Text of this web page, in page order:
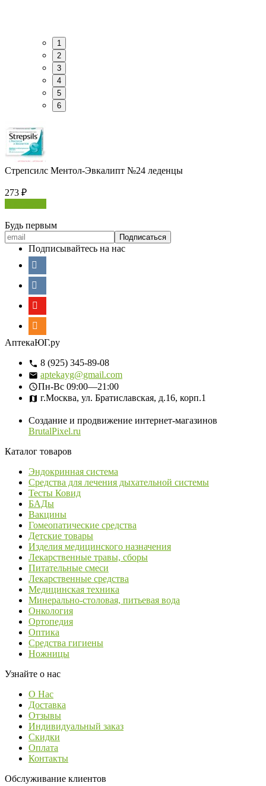
1
2
3
4
5
6
Стрепсилс Ментол-Эвкалипт №24 леденцы
273 ₽
Будь первым
Подписывайтесь на нас
АптекаЮГ.ру
8 (925) 345-89-08
aptekayg@gmail.com
Пн-Вс 09:00—21:00
г.Москва, ул. Братиславская, д.16, корп.1
Создание и продвижение интернет-магазинов
BrutalPixel.ru
Каталог товаров
Эндокринная система
Средства для лечения дыхательной системы
Тесты Ковид
БАДы
Вакцины
Гомеопатические средства
Детские товары
Изделия медицинского назначения
Лекарственные травы, сборы
Питательные смеси
Лекарственные средства
Медицинская техника
Минерально-столовая, питьевая вода
Онкология
Ортопедия
Оптика
Средства гигиены
Ножницы
Узнайте о нас
О Нас
Доставка
Отзывы
Индивидуальный заказ
Скидки
Оплата
Контакты
Обслуживание клиентов